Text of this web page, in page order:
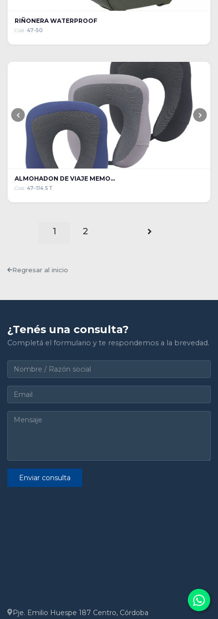
RIÑONERA WATERPROOF
Cód: 47-50
ALMOHADON DE VIAJE MEMO...
Cód: 47-114 ST
1 2
Regresar al inicio
¿Tenés una consulta?
Completá el formulario y te respondemos a la brevedad.
Enviar consulta
Pje. Emilio Huespe 187 Centro, Córdoba